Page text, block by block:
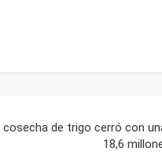
cosecha de trigo cerró con
18,6